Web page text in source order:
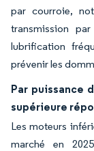
par courroie,
transmission
lubrification
prévenir les
Par puissance
supérieure
Les moteurs
marché en